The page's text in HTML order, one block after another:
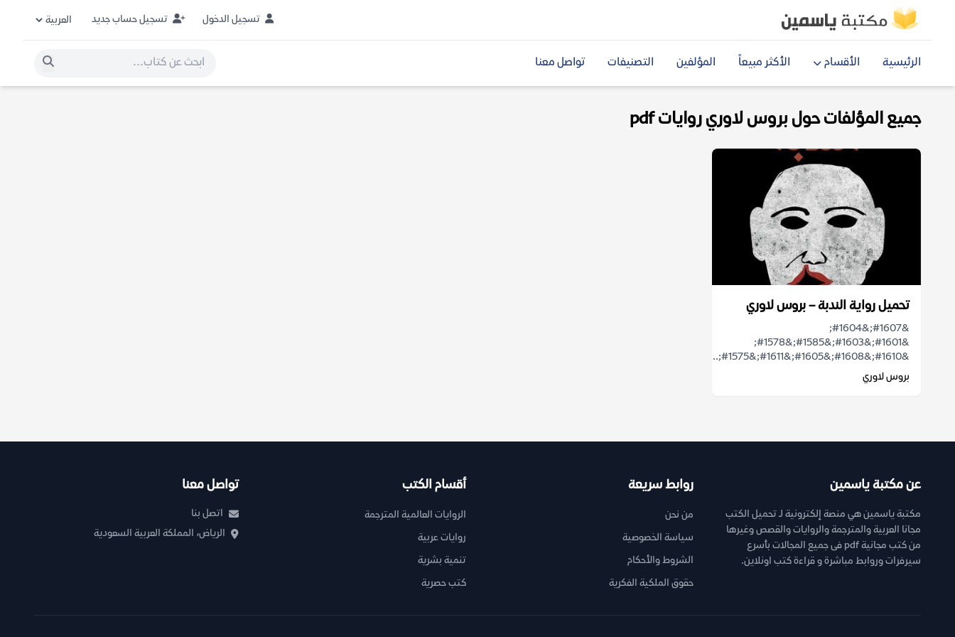
تسجيل الدخول تسجيل حساب جديد
الرئيسية الأقسام الأكثر مبيعاً المؤلفين التصنيفات تواصل معنا
جميع المؤلفات حول بروس لاوري روايات pdf
تحميل رواية الندبة – بروس لاوري
&#1607;&#1604;
&#1601;&#1603;&#1585;&#1578;
&#1610;&#1608;&#1605;&#1611;&#1575;...
بروس لاوري
عن مكتبة ياسمين
مكتبة ياسمين هي منصة إلكترونية لـ تحميل الكتب
مجانا العربية والمترجمة والروايات والقصص وغيرها
من كتب مجانية pdf فى جميع المجالات بأسرع
سيرفرات وروابط مباشرة و قراءة كتب اونلاين.
روابط سريعة
من نحن
سياسة الخصوصية
الشروط والأحكام
حقوق الملكية الفكرية
أقسام الكتب
الروايات العالمية المترجمة
روايات عربية
تنمية بشرية
كتب حصرية
تواصل معنا
اتصل بنا
الرياض، المملكة العربية السعودية